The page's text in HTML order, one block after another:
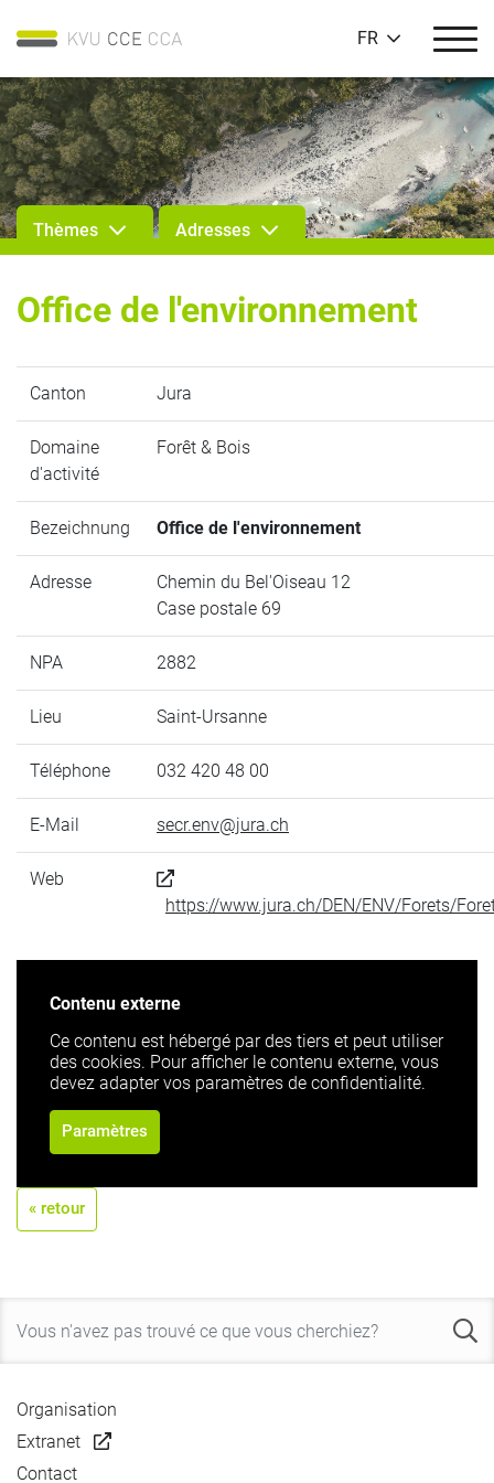
FR
Thèmes Adresses
Office de l'environnement
Canton Jura
Domaine
d'activité
Forêt & Bois
Bezeichnung Office de l'environnement
Adresse
Chemin du Bel'Oiseau 12
Case postale 69
NPA 2882
Lieu Saint-Ursanne
Téléphone 032 420 48 00
E-Mail secr.env@jura.ch
Web
https://www.jura.ch/DEN/ENV/Forets/
Contenu externe
Ce contenu est hébergé par des tiers et peut utiliser
des cookies. Pour afficher le contenu externe, vous
devez adapter vos paramètres de confidentialité.
Paramètres
« retour
Organisation
Extranet
Contact